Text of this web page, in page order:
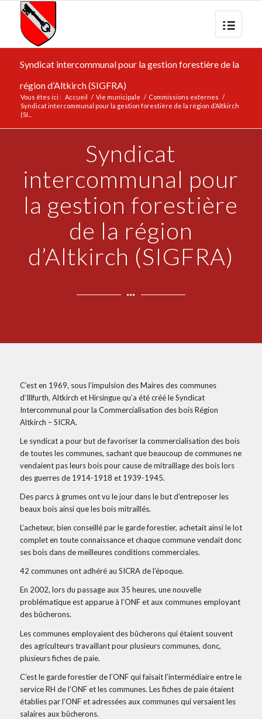
Syndicat intercommunal pour la gestion forestière de la
région d’Altkirch (SIGFRA)
Vous êtes ici : Accueil / Vie municipale / Commissions externes /
Syndicat intercommunal pour la gestion forestière de la région d’Altkirch
(SI...
Syndicat
intercommunal pour
la gestion forestière
de la région
d’Altkirch (SIGFRA)
C’est en 1969, sous l’impulsion des Maires des communes
d’Illfurth, Altkirch et Hirsingue qu’a été créé le Syndicat
Intercommunal pour la Commercialisation des bois Région
Altkirch – SICRA.
Le syndicat a pour but de favoriser la commercialisation des bois
de toutes les communes, sachant que beaucoup de communes ne
vendaient pas leurs bois pour cause de mitraillage des bois lors
des guerres de 1914-1918 et 1939-1945.
Des parcs à grumes ont vu le jour dans le but d’entreposer les
beaux bois ainsi que les bois mitraillés.
L’acheteur, bien conseillé par le garde forestier, achetait ainsi le lot
complet en toute connaissance et chaque commune vendait donc
ses bois dans de meilleures conditions commerciales.
42 communes ont adhéré au SICRA de l’époque.
En 2002, lors du passage aux 35 heures, une nouvelle
problématique est apparue à l’ONF et aux communes employant
des bûcherons.
Les communes employaient des bûcherons qui étaient souvent
des agriculteurs travaillant pour plusieurs communes, donc,
plusieurs fiches de paie.
C’est le garde forestier de l’ONF qui faisait l’intermédiaire entre le
service RH de l’ONF et les communes. Les fiches de paie étaient
établies par l’ONF et adressées aux communes qui versaient les
salaires aux bûcherons.